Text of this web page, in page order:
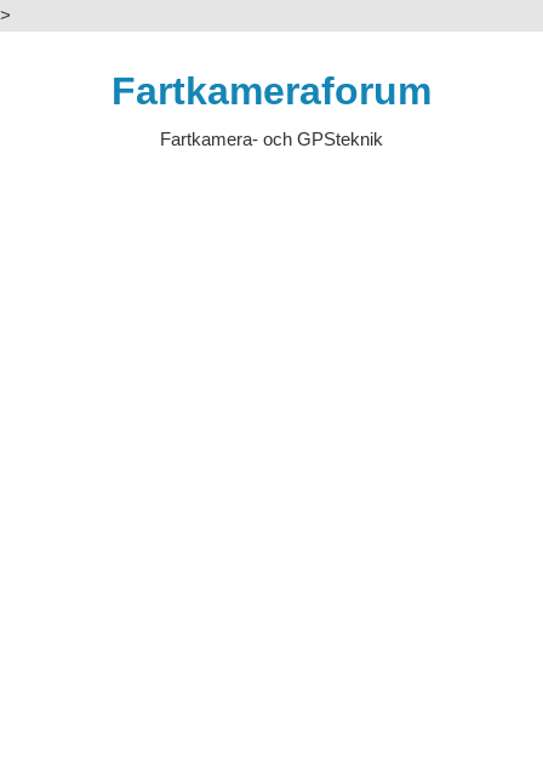
>
Fartkameraforum
Fartkamera- och GPSteknik